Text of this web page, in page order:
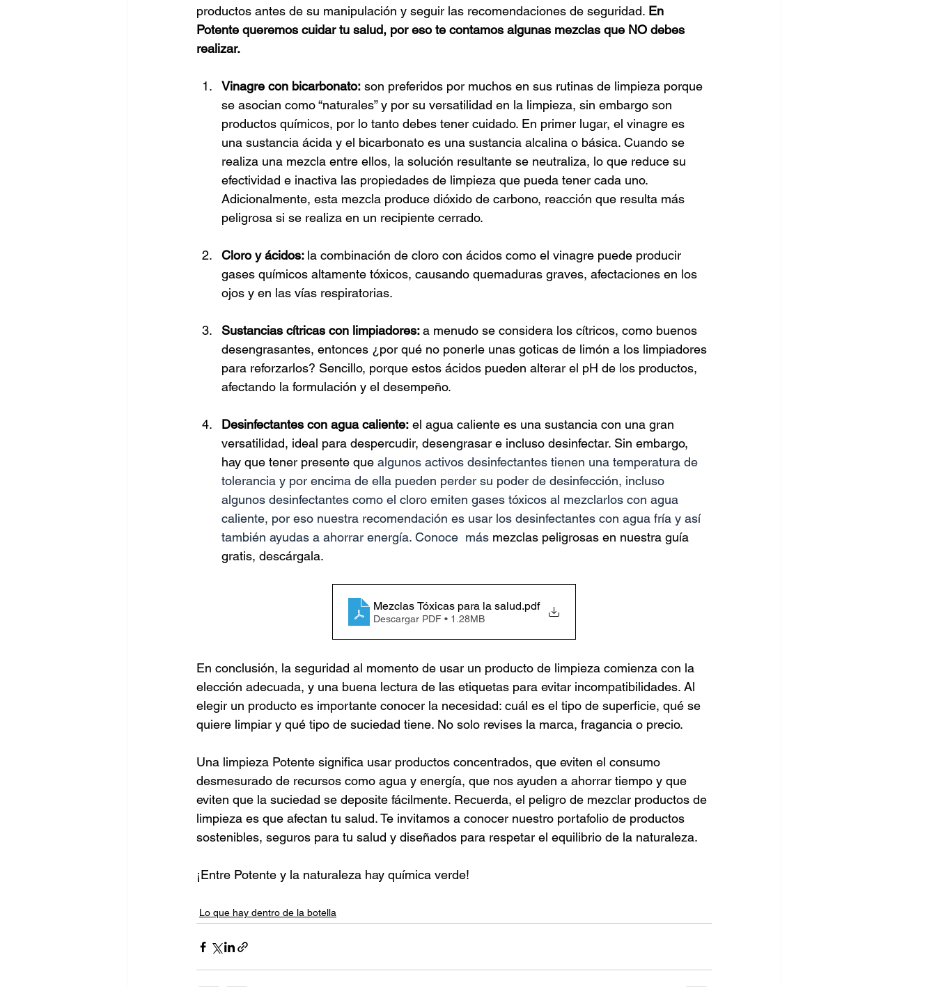
productos antes de su manipulación y seguir las recomendaciones de seguridad. En
Potente queremos cuidar tu salud, por eso te contamos algunas mezclas que NO debes
realizar.
Vinagre con bicarbonato: son preferidos por muchos en sus rutinas de limpieza porque
se asocian como “naturales” y por su versatilidad en la limpieza, sin embargo son
productos químicos, por lo tanto debes tener cuidado. En primer lugar, el vinagre es
una sustancia ácida y el bicarbonato es una sustancia alcalina o básica. Cuando se
realiza una mezcla entre ellos, la solución resultante se neutraliza, lo que reduce su
efectividad e inactiva las propiedades de limpieza que pueda tener cada uno.
Adicionalmente, esta mezcla produce dióxido de carbono, reacción que resulta más
peligrosa si se realiza en un recipiente cerrado.
Cloro y ácidos: la combinación de cloro con ácidos como el vinagre puede producir
gases químicos altamente tóxicos, causando quemaduras graves, afectaciones en los
ojos y en las vías respiratorias.
Sustancias cítricas con limpiadores: a menudo se considera los cítricos, como buenos
desengrasantes, entonces ¿por qué no ponerle unas goticas de limón a los limpiadores
para reforzarlos? Sencillo, porque estos ácidos pueden alterar el pH de los productos,
afectando la formulación y el desempeño.
Desinfectantes con agua caliente: el agua caliente es una sustancia con una gran
versatilidad, ideal para despercudir, desengrasar e incluso desinfectar. Sin embargo,
hay que tener presente que algunos activos desinfectantes tienen una temperatura de
tolerancia y por encima de ella pueden perder su poder de desinfección, incluso
algunos desinfectantes como el cloro emiten gases tóxicos al mezclarlos con agua
caliente, por eso nuestra recomendación es usar los desinfectantes con agua fría y así
también ayudas a ahorrar energía. Conoce  más mezclas peligrosas en nuestra guía
gratis, descárgala.
Mezclas Tóxicas para la salud.pdf
Descargar PDF • 1.28MB
En conclusión, la seguridad al momento de usar un producto de limpieza comienza con la
elección adecuada, y una buena lectura de las etiquetas para evitar incompatibilidades. Al
elegir un producto es importante conocer la necesidad: cuál es el tipo de superficie, qué se
quiere limpiar y qué tipo de suciedad tiene. No solo revises la marca, fragancia o precio.
Una limpieza Potente significa usar productos concentrados, que eviten el consumo
desmesurado de recursos como agua y energía, que nos ayuden a ahorrar tiempo y que
eviten que la suciedad se deposite fácilmente. Recuerda, el peligro de mezclar productos de
limpieza es que afectan tu salud. Te invitamos a conocer nuestro portafolio de productos
sostenibles, seguros para tu salud y diseñados para respetar el equilibrio de la naturaleza.
¡Entre Potente y la naturaleza hay química verde!
Lo que hay dentro de la botella